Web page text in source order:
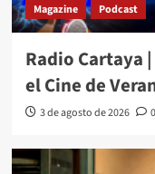
Magazine Podcast
Radio Cartaya
el Cine de
3 de agosto de 2026 0